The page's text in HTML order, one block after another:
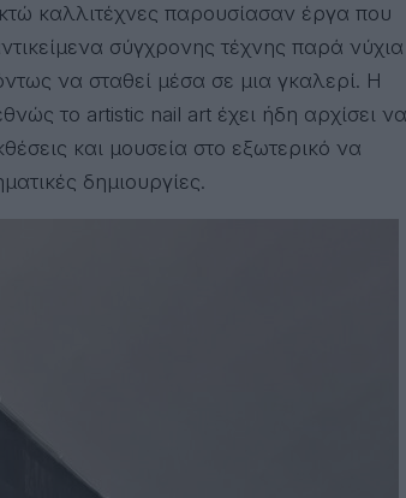
καλλιτέχνες παρουσίασαν έργα που
σύγχρονης τέχνης παρά νύχια
να σταθεί μέσα σε μια γκαλερί. Η
το artistic nail art έχει ήδη αρχίσει να
και μουσεία στο εξωτερικό να
δημιουργίες.